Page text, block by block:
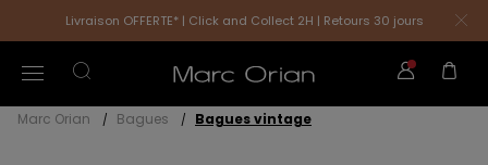
Livraison OFFERTE* | Click and Collect 2H | Retours 30 jours
Marc Orian Bagues Bagues vintage